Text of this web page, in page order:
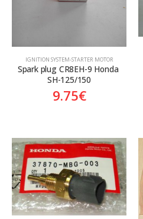
ΙGNITION SYSTEM-STARTER MOTOR
Spark plug CR8EH-9 Honda
SH-125/150
9.75€